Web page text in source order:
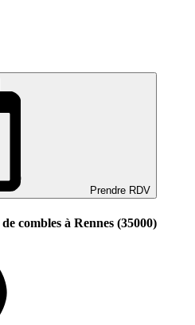
Prendre RDV
combles à Rennes (35000)